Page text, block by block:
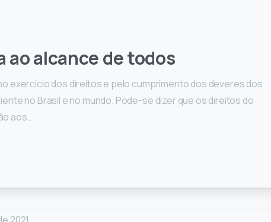
ao alcance de todos
exercício dos direitos e pelo cumprimento dos deveres dos
no Brasil e no mundo. Pode-se dizer que os direitos do
aos...